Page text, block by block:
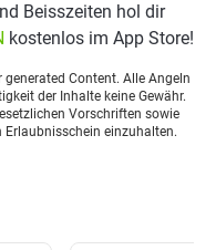
Beisszeiten hol dir
kostenlos im App Store!
generated Content. Alle Angeln
der Inhalte keine Gewähr.
Vorschriften sowie
einzuhalten.